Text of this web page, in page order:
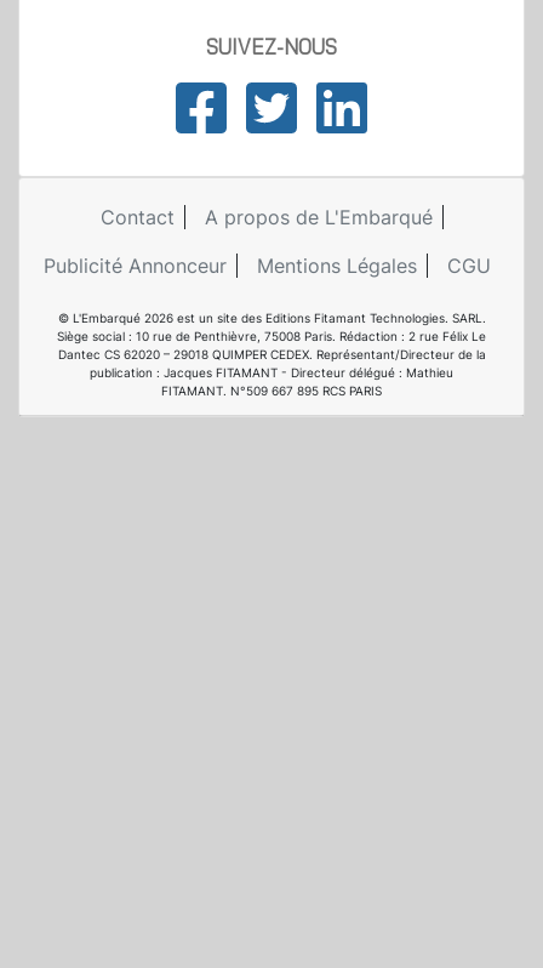
SUIVEZ-NOUS
Contact
A propos de L'Embarqué
Publicité Annonceur
Mentions Légales CGU
© L'Embarqué 2026 est un site des Editions Fitamant Technologies. SARL.
Siège social : 10 rue de Penthièvre, 75008 Paris. Rédaction : 2 rue Félix Le
Dantec CS 62020 – 29018 QUIMPER CEDEX. Représentant/Directeur de la
publication : Jacques FITAMANT - Directeur délégué : Mathieu
FITAMANT. N°509 667 895 RCS PARIS